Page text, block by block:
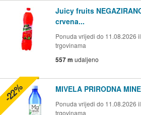
Juicy fruits
crvena...
Ponuda vrijedi do 11.08.2026
trgovinama
557 m udaljeno
MIVELA PRIRODNA
Ponuda vrijedi do 11.08.2026
trgovinama
-22%